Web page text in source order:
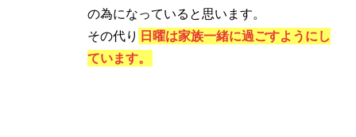
の為になっていると思います。
その代り 日曜は家族一緒に過ごすようにし
ています。